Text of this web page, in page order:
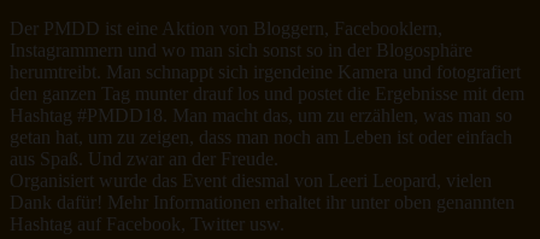
Der PMDD ist eine Aktion von Bloggern, Facebooklern,
Instagrammern und wo man sich sonst so in der Blogosphäre
herumtreibt. Man schnappt sich irgendeine Kamera und fotografiert
den ganzen Tag munter drauf los und postet die Ergebnisse mit dem
Hashtag #PMDD18. Man macht das, um zu erzählen, was man so
getan hat, um zu zeigen, dass man noch am Leben ist oder einfach
aus Spaß. Und zwar an der Freude.
Organisiert wurde das Event diesmal von Leeri Leopard, vielen
Dank dafür! Mehr Informationen erhaltet ihr unter oben genannten
Hashtag auf Facebook, Twitter usw.